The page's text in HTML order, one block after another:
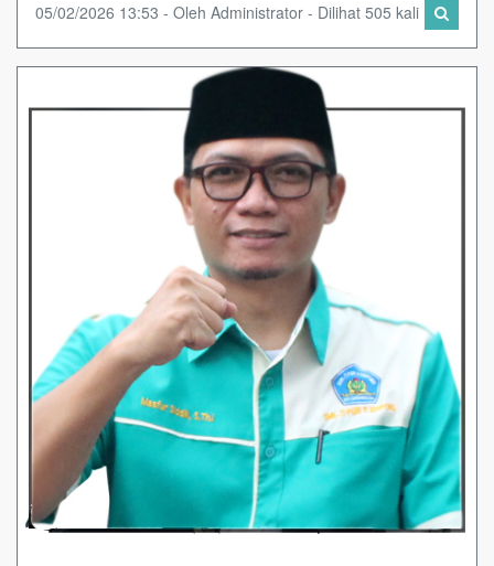
05/02/2026 13:53 - Oleh Administrator - Dilihat 505 kali